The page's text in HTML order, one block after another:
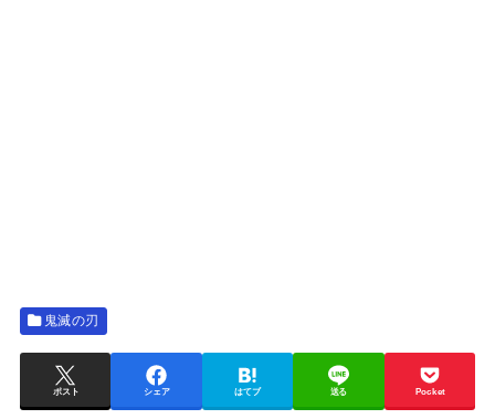
鬼滅の刃
ポスト シェア はてブ 送る Pocket